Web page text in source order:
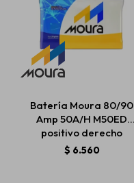
Batería Moura 80/90
Amp 50A/H M50ED
positivo derecho
$ 6.560